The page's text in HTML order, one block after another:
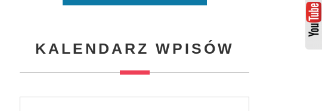
KALENDARZ WPISÓW